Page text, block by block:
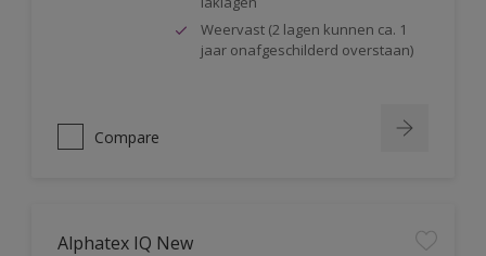
Weervast (2 lagen kunnen ca. 1
jaar onafgeschilderd overstaan)
Compare
Alphatex IQ New